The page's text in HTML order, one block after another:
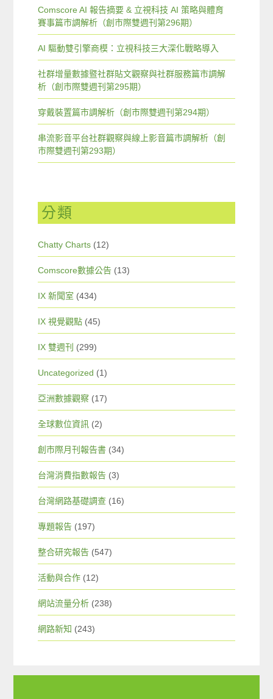
Comscore AI 報告摘要 & 立視科技 AI 策略與體育
賽事篇市調解析（創市際雙週刊第296期）
AI 驅動雙引擎商模：立視科技三大深化戰略導入
社群增量數據暨社群貼文觀察與社群服務篇市調解
析（創市際雙週刊第295期）
穿戴裝置篇市調解析（創市際雙週刊第294期）
串流影音平台社群觀察與線上影音篇市調解析（創
市際雙週刊第293期）
分類
Chatty Charts (12)
Comscore數據公告 (13)
IX 新聞室 (434)
IX 視覺觀點 (45)
IX 雙週刊 (299)
Uncategorized (1)
亞洲數據觀察 (17)
全球數位資訊 (2)
創市際月刊報告書 (34)
台灣消費指數報告 (3)
台灣網路基礎調查 (16)
專題報告 (197)
整合研究報告 (547)
活動與合作 (12)
網站流量分析 (238)
網路新知 (243)